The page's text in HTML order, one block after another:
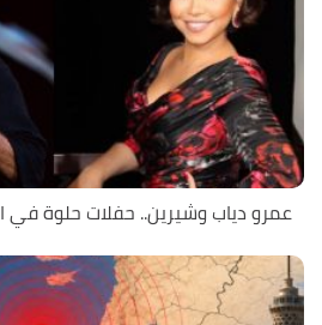
عمرو دياب وشيرين.. حفلات حلوة في